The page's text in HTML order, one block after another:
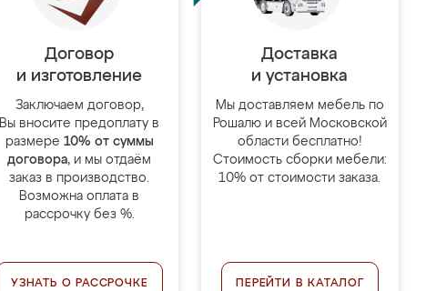
Договор
и изготовление
Заключаем договор,
Вы вносите предоплату в
размере 10% от суммы
договора, и мы отдаём
заказ в производство.
Возможна оплата в
рассрочку без %.
УЗНАТЬ О РАССРОЧКЕ
Доставка
и установка
Мы доставляем мебель по
Рошалю и всей Московской
области бесплатно!
Стоимость сборки мебели:
10% от стоимости заказа.
ПЕРЕЙТИ В КАТАЛОГ